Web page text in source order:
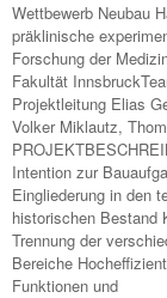
Wettbewerb Neubau
präklinische
Forschung der
Fakultät
Projektleitung Elias
Volker Miklautz,
Intention zur
Eingliederung in den
historischen Bestand
Trennung der
Bereiche
Funktionen und